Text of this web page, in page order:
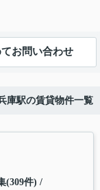
てお問い合わせ
庫駅の賃貸物件一覧
(309件)